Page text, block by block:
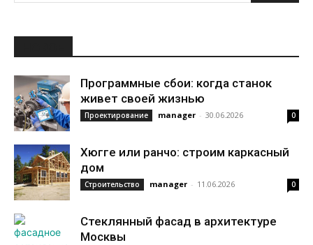
Программные сбои: когда станок
живет своей жизнью
Проектирование manager - 30.06.2026 0
Хюгге или ранчо: строим каркасный
дом
Строительство manager - 11.06.2026 0
Стеклянный фасад в архитектуре
Москвы